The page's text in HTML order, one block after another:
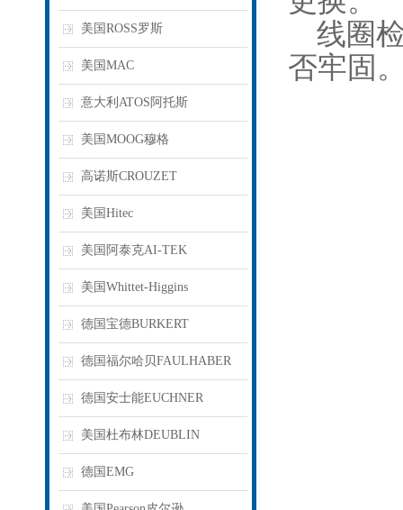
美国ROSS罗斯
美国MAC
意大利ATOS阿托斯
美国MOOG穆格
高诺斯CROUZET
美国Hitec
美国阿泰克AI-TEK
美国Whittet-Higgins
德国宝德BURKERT
德国福尔哈贝FAULHABER
德国安士能EUCHNER
美国杜布林DEUBLIN
德国EMG
线圈检
否牢固